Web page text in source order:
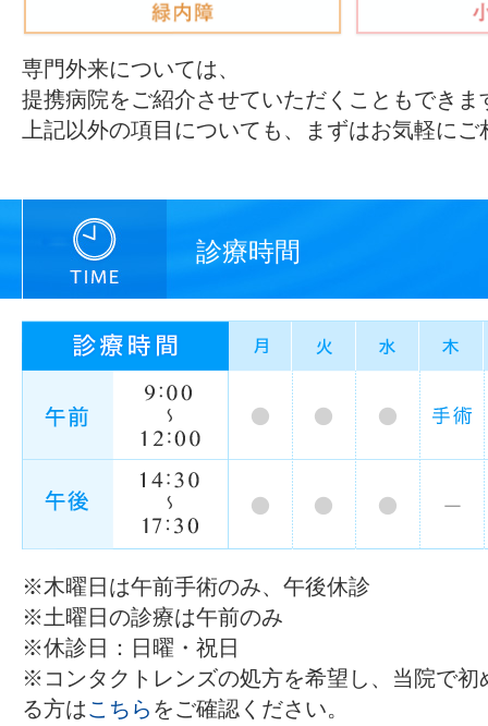
専門外来については、
提携病院をご紹介させていただくこともできま
上記以外の項目についても、まずはお気軽に
診療時間
※木曜日は午前手術のみ、午後休診
※土曜日の診療は午前のみ
※休診日：日曜・祝日
※コンタクトレンズの処方を希望し、当院で初
る方はこちら をご確認ください。